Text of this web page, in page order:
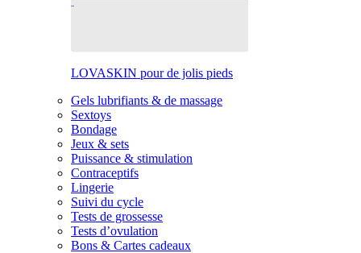
LOVASKIN pour de jolis pieds
Gels lubrifiants & de massage
Sextoys
Bondage
Jeux & sets
Puissance & stimulation
Contraceptifs
Lingerie
Suivi du cycle
Tests de grossesse
Tests d’ovulation
Bons & Cartes cadeaux